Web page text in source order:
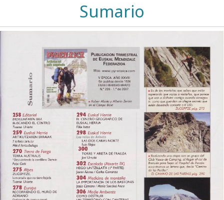
Sumario